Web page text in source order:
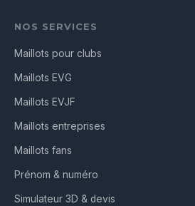
NOS SERVICES
Maillots pour clubs
Maillots EVG
Maillots EVJF
Maillots entreprises
Maillots fans
Prénom & numéro
Simulateur 3D & devis